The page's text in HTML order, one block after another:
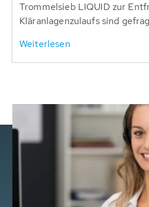
Trommelsieb LIQUID zur
Kläranlagenzulaufs sind
Weiterlesen